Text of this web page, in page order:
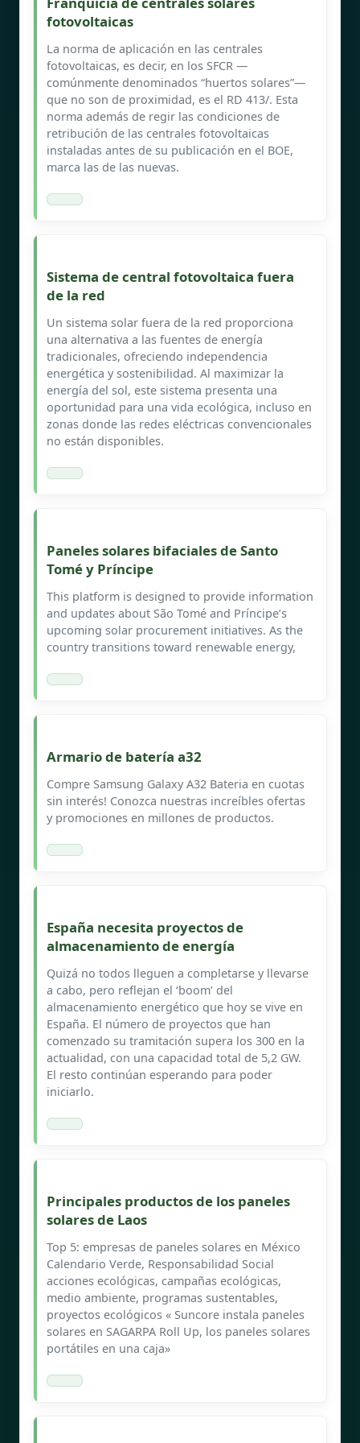
fotovoltaicas
La norma de aplicación en las centrales
fotovoltaicas, es decir, en los SFCR —
comúnmente denominados “huertos solares”—
que no son de proximidad, es el RD 413/. Esta
norma además de regir las condiciones de
retribución de las centrales fotovoltaicas
instaladas antes de su publicación en el BOE,
marca las de las nuevas.
Sistema de central fotovoltaica fuera
de la red
Un sistema solar fuera de la red proporciona
una alternativa a las fuentes de energía
tradicionales, ofreciendo independencia
energética y sostenibilidad. Al maximizar la
energía del sol, este sistema presenta una
oportunidad para una vida ecológica, incluso en
zonas donde las redes eléctricas convencionales
no están disponibles.
Paneles solares bifaciales de Santo
Tomé y Príncipe
This platform is designed to provide information
and updates about São Tomé and Príncipe’s
upcoming solar procurement initiatives. As the
country transitions toward renewable energy,
Armario de batería a32
Compre Samsung Galaxy A32 Bateria en cuotas
sin interés! Conozca nuestras increíbles ofertas
y promociones en millones de productos.
España necesita proyectos de
almacenamiento de energía
Quizá no todos lleguen a completarse y llevarse
a cabo, pero reflejan el ‘boom’ del
almacenamiento energético que hoy se vive en
España. El número de proyectos que han
comenzado su tramitación supera los 300 en la
actualidad, con una capacidad total de 5,2 GW.
El resto continúan esperando para poder
iniciarlo.
Principales productos de los paneles
solares de Laos
Top 5: empresas de paneles solares en México
Calendario Verde, Responsabilidad Social
acciones ecológicas, campañas ecológicas,
medio ambiente, programas sustentables,
proyectos ecológicos « Suncore instala paneles
solares en SAGARPA Roll Up, los paneles solares
portátiles en una caja»